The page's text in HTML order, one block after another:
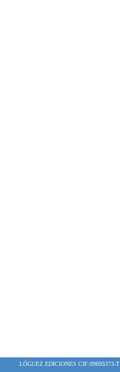
LÓGUEZ EDICIONES CIF:09693373-T